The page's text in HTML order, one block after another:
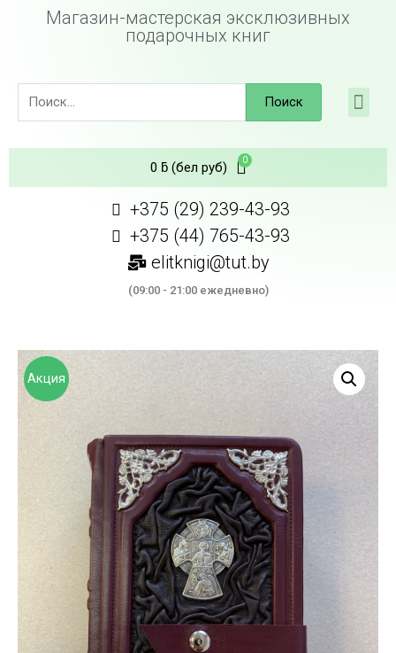
Магазин-мастерская эксклюзивных
подарочных книг
Поиск
0 ƃ(бел руб)
+375 (29) 239-43-93
+375 (44) 765-43-93
elitknigi@tut.by
(09:00 - 21:00 ежедневно)
Акция